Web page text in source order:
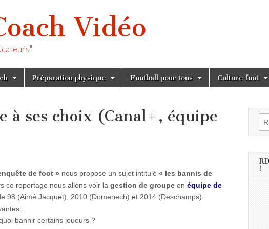
Vidéo
Préparation physique Football pour tous Culture foot
à ses choix (Canal+, équipe
de foot » nous propose un sujet intitulé « les bannis de
ce reportage nous allons voir la gestion de groupe en équipe de
98 (Aimé Jacquet), 2010 (Domenech) et 2014 (Deschamps).
bannir certains joueurs ?
!